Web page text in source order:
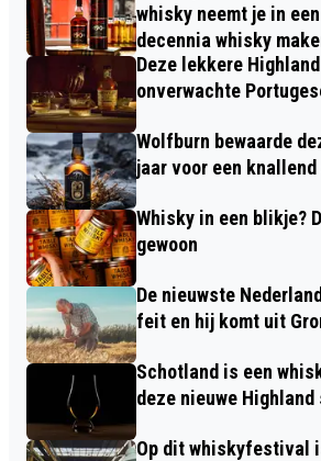
whisky neemt je in
decennia whisky
Deze lekkere
onverwachte
Wolfburn bewaarde
jaar voor een
Whisky in een blikje?
gewoon
De nieuwste
feit en hij komt uit
Schotland is een
deze nieuwe
Op dit whiskyfestival